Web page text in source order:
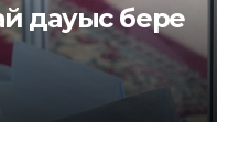
дауыс бере